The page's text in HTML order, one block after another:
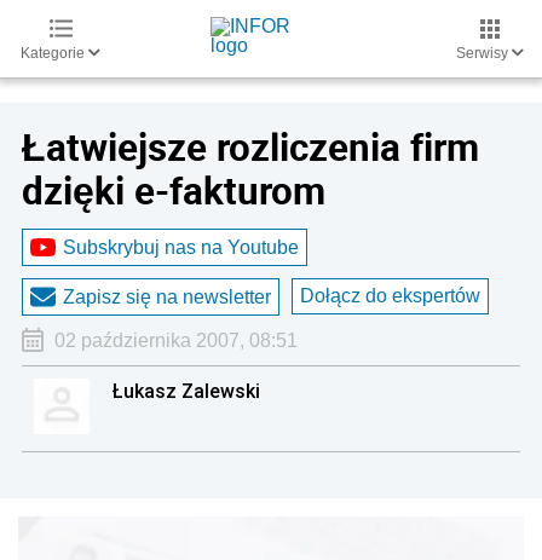
Kategorie Serwisy
Łatwiejsze rozliczenia firm
dzięki e-fakturom
Subskrybuj nas na Youtube
Zapisz się na newsletter Dołącz do ekspertów
02 października 2007, 08:51
Łukasz Zalewski